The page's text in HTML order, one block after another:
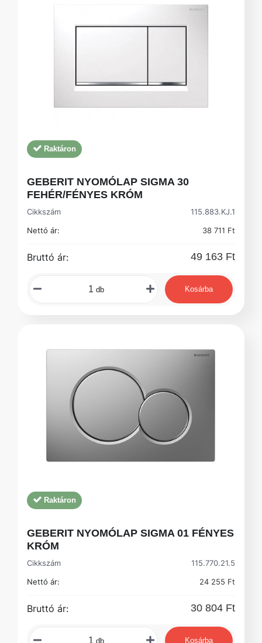
Raktáron
GEBERIT NYOMÓLAP SIGMA 30
FEHÉR/FÉNYES KRÓM
Cikkszám
115.883.KJ.1
Nettó ár:
38 711 Ft
Bruttó ár: 49 163 Ft
db Kosárba
Raktáron
GEBERIT NYOMÓLAP SIGMA 01 FÉNYES
KRÓM
Cikkszám
115.770.21.5
Nettó ár:
24 255 Ft
Bruttó ár: 30 804 Ft
db Kosárba